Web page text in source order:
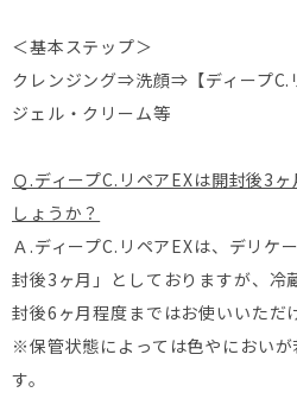
＜基本ステップ＞
クレンジング⇒洗顔⇒【ディープ
ジェル・クリーム等
Ｑ.ディープC.リペアEXは開封後3
しょうか？
Ａ.ディープC.リペアEXは、デリケ
封後3ヶ月」としておりますが、冷
封後6ヶ月程度まではお使いいただ
※保管状態によっては色やにおい
す。